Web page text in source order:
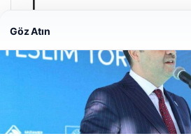
Enes Kaplan Avukatlık Bürosu
Web sitemizi nasıl kullandığınızı daha
Göz Atın